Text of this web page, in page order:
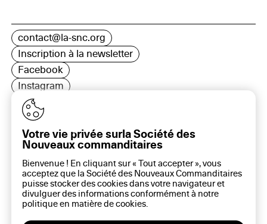
contact@la-snc.org
Inscription à la newsletter
Facebook
Instagram
LinkedIn
16 rue Rambuteau, 75003 Paris
Plan du site
Aide sur ce site
Gestion des cookies
Politique des cookies
Politique de confidentialité
Votre vie privée surla Société des
Nouveaux commanditaires
Bienvenue ! En cliquant sur « Tout accepter », vous
acceptez que la Société des Nouveaux Commanditaires
puisse stocker des cookies dans votre navigateur et
divulguer des informations conformément à notre
politique en matière decookies.